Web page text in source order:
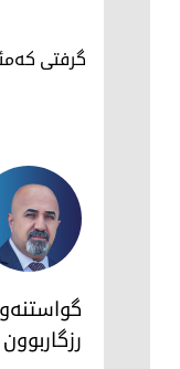
گرفتی
نووری بێخاڵی